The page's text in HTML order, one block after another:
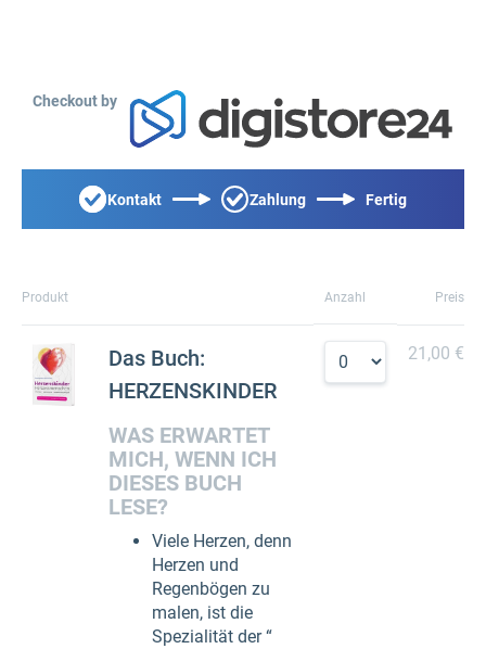
Checkout by
Kontakt Zahlung Fertig
Produkt Anzahl Preis
Das Buch:
HERZENSKINDER
WAS ERWARTET
MICH, WENN ICH
DIESES BUCH
LESE?
Viele Herzen, denn
Herzen und
Regenbögen zu
malen, ist die
Spezialität der “
21,00 €